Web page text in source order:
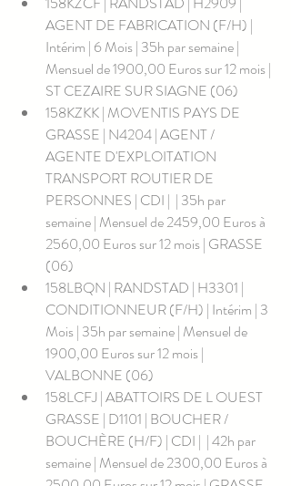
AGENT DE FABRICATION (F/H) |
Intérim | 6 Mois | 35h par semaine |
Mensuel de 1900,00 Euros sur 12 mois |
ST CEZAIRE SUR SIAGNE (06)
158KZKK | MOVENTIS PAYS DE
GRASSE | N4204 | AGENT /
AGENTE D'EXPLOITATION
TRANSPORT ROUTIER DE
PERSONNES | CDI |  | 35h par
semaine | Mensuel de 2459,00 Euros à
2560,00 Euros sur 12 mois | GRASSE
(06)
158LBQN | RANDSTAD | H3301 |
CONDITIONNEUR (F/H) | Intérim | 3
Mois | 35h par semaine | Mensuel de
1900,00 Euros sur 12 mois |
VALBONNE (06)
158LCFJ | ABATTOIRS DE L OUEST
GRASSE | D1101 | BOUCHER /
BOUCHÈRE (H/F) | CDI |  | 42h par
semaine | Mensuel de 2300,00 Euros à